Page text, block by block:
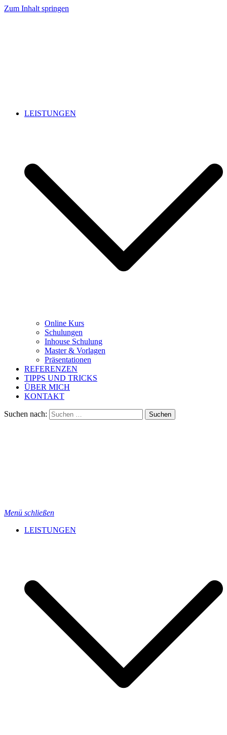
Zum Inhalt springen
LEISTUNGEN
Online Kurs
Schulungen
Inhouse Schulung
Master & Vorlagen
Präsentationen
REFERENZEN
TIPPS UND TRICKS
ÜBER MICH
KONTAKT
Suchen nach:
Menü schließen
LEISTUNGEN